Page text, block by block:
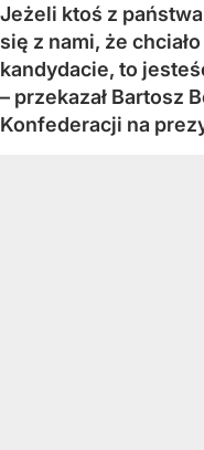
Jeżeli ktoś z
się z nami, że
kandydacie, to
– przekazał Bartosz
Konfederacji na